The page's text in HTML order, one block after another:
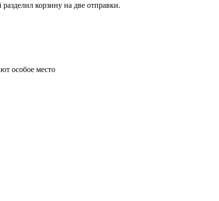
корзину на две отправки.
особое место